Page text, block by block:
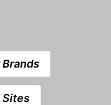
Sites